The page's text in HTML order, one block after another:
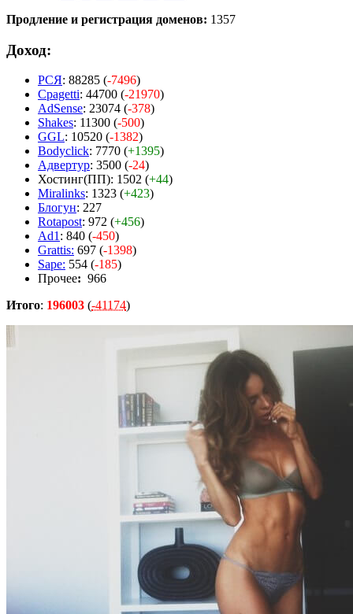
Продление и регистрация доменов: 1357
Доход:
РСЯ: 88285 (-7496)
Cpagetti: 44700 (-21970)
AdSense: 23074 (-378)
Shakes: 11300 (-500)
GGL: 10520 (-1382)
Bodyclick: 7770 (+1395)
Адвертур: 3500 (-24)
Хостинг(ПП): 1502 (+44)
Miralinks: 1323 (+423)
Блогун: 227
Rotapost: 972 (+456)
Ad1 : 840 (-450)
Grattis: 697 (-1398)
Sape: 554 (-185)
Прочее: 966
Итого: 196003 (-41174)